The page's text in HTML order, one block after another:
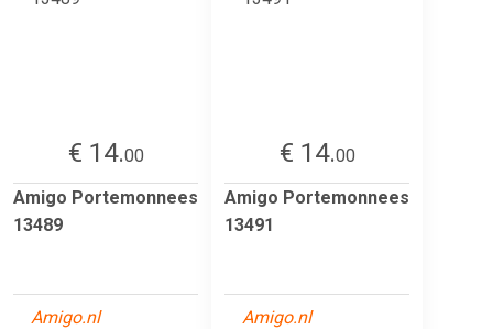
€ 14.00
Amigo Portemonnees
13489
Amigo.nl
€ 14.00
Amigo Portemonnees
13491
Amigo.nl